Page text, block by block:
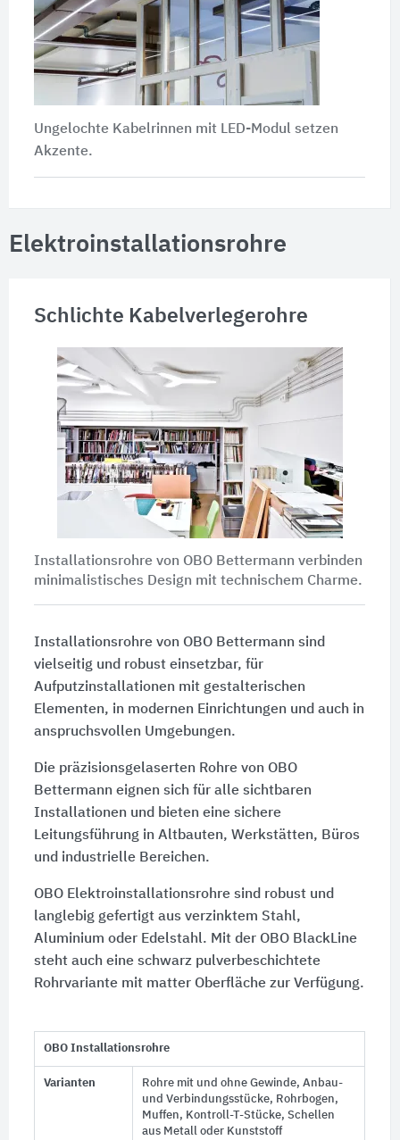
Ungelochte Kabelrinnen mit LED-Modul setzen
Akzente.
Elektroinstallationsrohre
Schlichte Kabelverlegerohre
Installationsrohre von OBO Bettermann verbinden
minimalistisches Design mit technischem Charme.
Installationsrohre von OBO Bettermann sind
vielseitig und robust einsetzbar, für
Aufputzinstallationen mit gestalterischen
Elementen, in modernen Einrichtungen und auch in
anspruchsvollen Umgebungen.
Die präzisionsgelaserten Rohre von OBO
Bettermann eignen sich für alle sichtbaren
Installationen und bieten eine sichere
Leitungsführung in Altbauten, Werkstätten, Büros
und industrielle Bereichen.
OBO Elektroinstallationsrohre sind robust und
langlebig gefertigt aus verzinktem Stahl,
Aluminium oder Edelstahl. Mit der OBO BlackLine
steht auch eine schwarz pulverbeschichtete
Rohrvariante mit matter Oberfläche zur Verfügung.
OBO Installationsrohre
Varianten
Rohre mit und ohne Gewinde, Anbau-
und Verbindungsstücke, Rohrbogen,
Muffen, Kontroll-T-Stücke, Schellen
aus Metall oder Kunststoff